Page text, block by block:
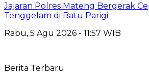
Jajaran Polres Mateng Bergerak
Tenggelam di Batu Parigi
Rabu, 5 Agu 2026 - 11:57 WIB
Berita Terbaru